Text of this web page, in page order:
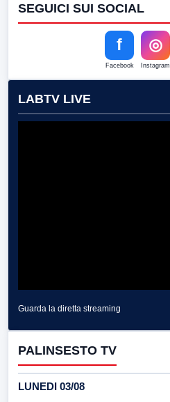
SEGUICI SUI SOCIAL
f
Facebook
◎
Instagram
LABTV LIVE
Guarda la diretta streaming
PALINSESTO TV
LUNEDI 03/08